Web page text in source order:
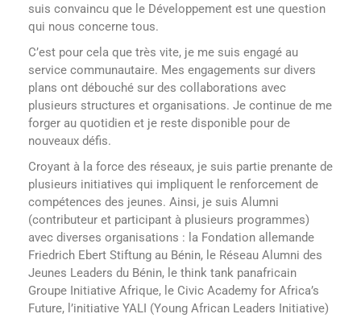
suis convaincu que le Développement est une question
qui nous concerne tous.
C’est pour cela que très vite, je me suis engagé au
service communautaire. Mes engagements sur divers
plans ont débouché sur des collaborations avec
plusieurs structures et organisations. Je continue de me
forger au quotidien et je reste disponible pour de
nouveaux défis.
Croyant à la force des réseaux, je suis partie prenante de
plusieurs initiatives qui impliquent le renforcement de
compétences des jeunes. Ainsi, je suis Alumni
(contributeur et participant à plusieurs programmes)
avec diverses organisations : la Fondation allemande
Friedrich Ebert Stiftung au Bénin, le Réseau Alumni des
Jeunes Leaders du Bénin, le think tank panafricain
Groupe Initiative Afrique, le Civic Academy for Africa’s
Future, l’initiative YALI (Young African Leaders Initiative)